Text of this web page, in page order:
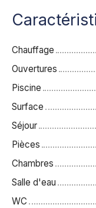
Chauffage
Ouvertures
Piscine
Surface
Séjour
Pièces
Chambres
Salle d'eau
WC